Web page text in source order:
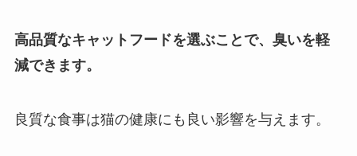
高品質なキャットフードを選ぶことで、臭いを軽
減できます。
良質な食事は猫の健康にも良い影響を与えます。